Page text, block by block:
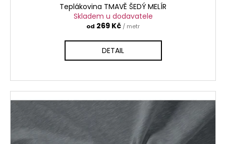
Teplákovina TMAVĚ ŠEDÝ MELÍR
Skladem u dodavatele
od 269 Kč / metr
DETAIL